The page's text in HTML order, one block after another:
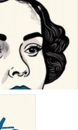
« Mon Village Révolté » - Combattre un Projet !
« MOFUSAND / Parler Japonais » – Des Expressions Pratiques !
Assassin's Creed Black Flag Resynced